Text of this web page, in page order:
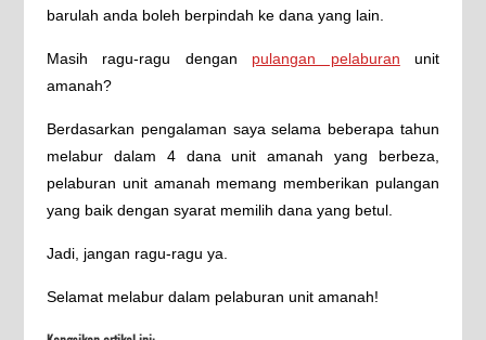
barulah anda boleh berpindah ke dana yang lain.
Masih ragu-ragu dengan pulangan pelaburan unit
amanah?
Berdasarkan pengalaman saya selama beberapa tahun
melabur dalam 4 dana unit amanah yang berbeza,
pelaburan unit amanah memang memberikan pulangan
yang baik dengan syarat memilih dana yang betul.
Jadi, jangan ragu-ragu ya.
Selamat melabur dalam pelaburan unit amanah!